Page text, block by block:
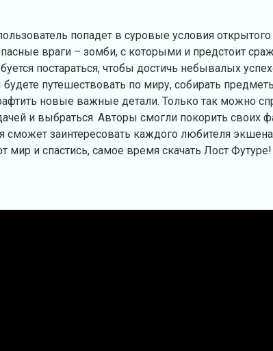
попадет в суровые условия
враги – зомби, с которыми и предстоит
постараться, чтобы достичь небывалых
путешествовать по миру, собирать
новые важные детали. Только так можно
и выбраться. Авторы смогли покорить своих
сможет заинтересовать каждого любителя
мир и спастись, самое время скачать Лост Футуре!